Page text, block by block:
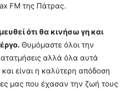
FM της Πάτρας.
ότι θα κινήσω γη και
Θυμόμαστε όλοι την
αλλά όλα αυτά
είναι η καλύτερη απόδοση
μας που έχασαν την ζωή τους